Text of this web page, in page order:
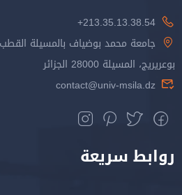
213.35.13.38.54+
جامعة محمد بوضياف بالمسيلة
بوعريريج، المسيلة 28000 الجزائر
contact@univ-msila.dz
روابط سريعة